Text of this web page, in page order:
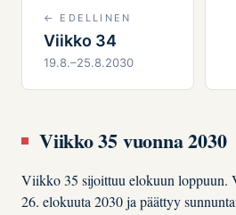
← EDELLINEN
Viikko 34
19.8.–25.8.2030
Viikko 35 vuonna 2030
Viikko 35 sijoittuu elokuun loppuun.
26. elokuuta 2030 ja päättyy